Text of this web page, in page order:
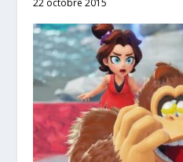
22 octobre 2015